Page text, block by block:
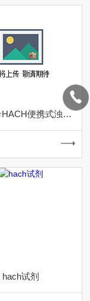
美国哈希HACH便携式浊度仪供应
hach试剂